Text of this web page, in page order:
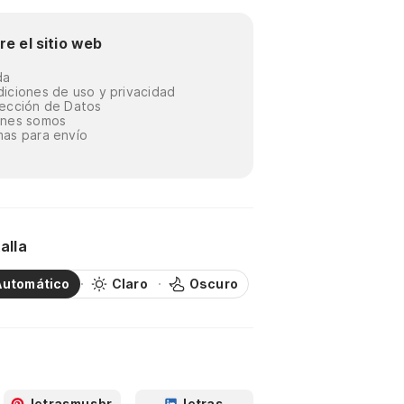
el sitio web
de uso y privacidad
de Datos
somos
para envío
Claro Oscuro